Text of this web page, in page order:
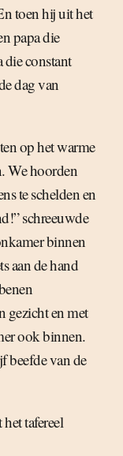
toen hij uit het
papa die
die constant
dag van
op het warme
We hoorden
te schelden en
schreeuwde
binnen
aan de hand
gezicht en met
ook binnen.
beefde van de
tafereel